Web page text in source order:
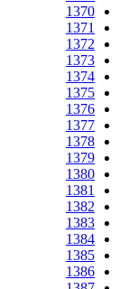
1370
1371
1372
1373
1374
1375
1376
1377
1378
1379
1380
1381
1382
1383
1384
1385
1386